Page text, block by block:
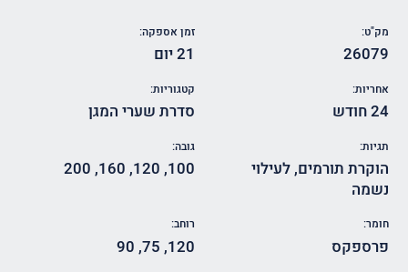
מק"ט:
26079
זמן אספקה:
21 יום
אחריות:
24 חודש
קטגוריות:
סדרת שערי המגן
תגיות:
הוקרת תורמים, לעילוי
נשמה
גובה:
100
,
120
,
160
,
200
חומר:
פרספקס
רוחב:
120
,
75
,
90